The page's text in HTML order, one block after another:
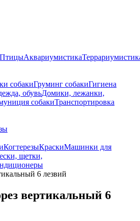
ПтицыАквариумистика
собакиГруминг собакиГигиена
обувьДомики, лежанки,
собакиТранспортировка
КогтерезыКраскиМашинки для
щетки,
6 лезвий
вертикальный 6